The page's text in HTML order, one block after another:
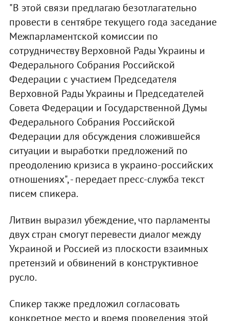
"В этой связи предлагаю безотлагательно
провести в сентябре текущего года заседание
Межпарламентской комиссии по
сотрудничеству Верховной Рады Украины и
Федерального Собрания Российской
Федерации с участием Председателя
Верховной Рады Украины и Председателей
Совета Федерации и Государственной Думы
Федерального Собрания Российской
Федерации для обсуждения сложившейся
ситуации и выработки предложений по
преодолению кризиса в украино-российских
отношениях", - передает пресс-служба текст
писем спикера.
Литвин выразил убеждение, что парламенты
двух стран смогут перевести диалог между
Украиной и Россией из плоскости взаимных
претензий и обвинений в конструктивное
русло.
Спикер также предложил согласовать
конкретное место и время проведения этой